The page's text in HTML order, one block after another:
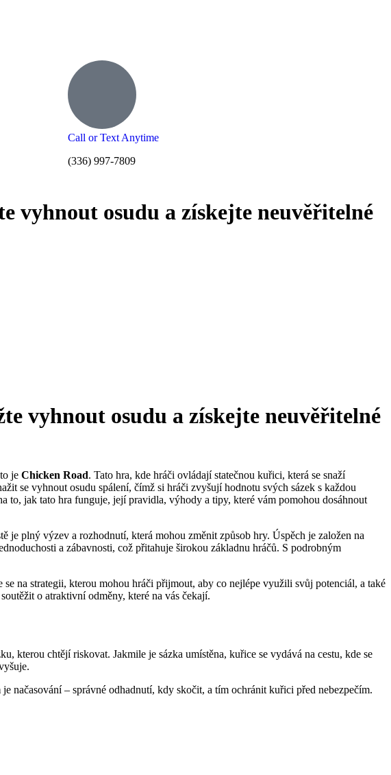
Call or Text Anytime
(336) 997-7809
vyhnout osudu a získejte neuvěřitelné
vyhnout osudu a získejte neuvěřitelné
je Chicken Road. Tato hra, kde hráči ovládají statečnou kuřici, která se snaží
se vyhnout osudu spálení, čímž si hráči zvyšují hodnotu svých sázek s každou
to, jak tato hra funguje, její pravidla, výhody a tipy, které vám pomohou dosáhnout
je plný výzev a rozhodnutí, která mohou změnit způsob hry. Úspěch je založen na
a zábavnosti, což přitahuje širokou základnu hráčů. S podrobným
na strategii, kterou mohou hráči přijmout, aby co nejlépe využili svůj potenciál, a také
o atraktivní odměny, které na vás čekají.
kterou chtějí riskovat. Jakmile je sázka umístěna, kuřice se vydává na cestu, kde se
načasování – správné odhadnutí, kdy skočit, a tím ochránit kuřici před nebezpečím.